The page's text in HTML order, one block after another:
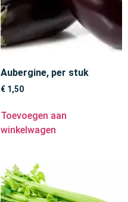
Aubergine, per stuk
€ 1,50
Toevoegen aan
winkelwagen